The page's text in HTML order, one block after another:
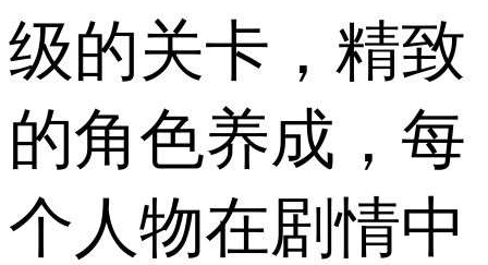
级的关卡，精致
的角色养成，每
个人物在剧情中